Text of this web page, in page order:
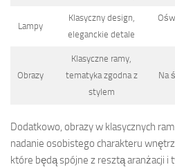
Lampy
Klasyczny design,
eleganckie detale
Obrazy
Klasyczne ramy,
tematyka zgodna z
stylem
Na
Dodatkowo, obrazy w klasycznych
nadanie osobistego charakteru
które będą spójne z resztą aranżacji i